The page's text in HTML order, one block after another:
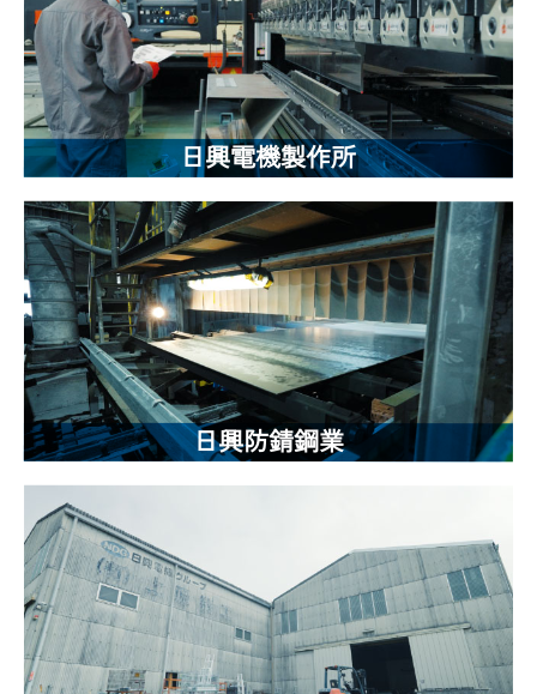
日興電機製作所
日興防錆鋼業